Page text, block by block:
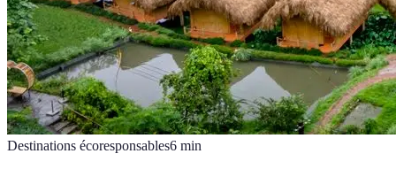
Destinations écoresponsables6 min